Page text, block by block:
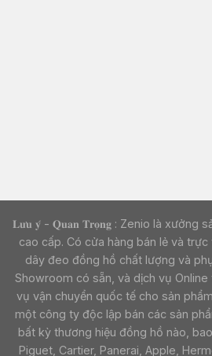
𝐋𝐮̛𝐮 𝐲́ - 𝐐𝐮𝐚𝐧 𝐓𝐫𝐨̣𝐧𝐠 : Zenio là xưởng
cao cấp. Có cửa hàng bán lẻ và
dây đeo đồng hồ chất lượng và
Showroom có sẵn, và dịch vụ
vụ vận chuyển quốc tế cho sản
một công ty độc lập bán các sản
bất kỳ thương hiệu đồng hồ nào,
Piguet, Cartier, Panerai, Apple,